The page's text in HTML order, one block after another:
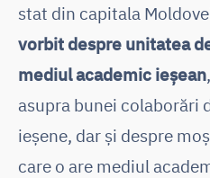
stat din capitala
vorbit despre unitatea
mediul academic ieșean
asupra bunei colaborări
ieșene, dar și despre
care o are mediul